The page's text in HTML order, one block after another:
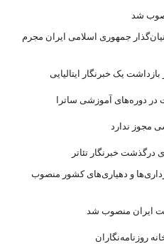
شد
جمهوری اسلامی ایران مجرم
یک خبرنگار ایتالیایی
دوره‌های آموزشی ساترا
مجوز ندارد
درگذشت خبرنگار تئاتر
و دهیاری‌های کشور منصوب
ایران منصوب شد
روزنامه‌نگاران